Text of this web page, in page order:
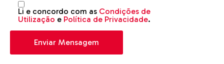
Li e concordo com as Condições de
Utilização e Política de Privacidade.